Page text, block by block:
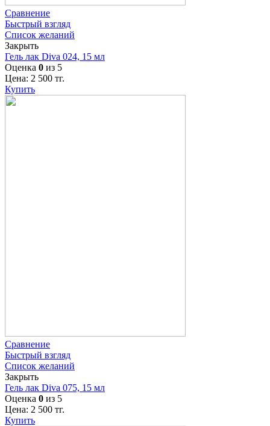
Сравнение
Быстрый взгляд
Список желаний
Закрыть
Гель лак Diva 024, 15 мл
Оценка 0 из 5
Цена: 2 500 тг.
Купить
Сравнение
Быстрый взгляд
Список желаний
Закрыть
Гель лак Diva 075, 15 мл
Оценка 0 из 5
Цена: 2 500 тг.
Купить